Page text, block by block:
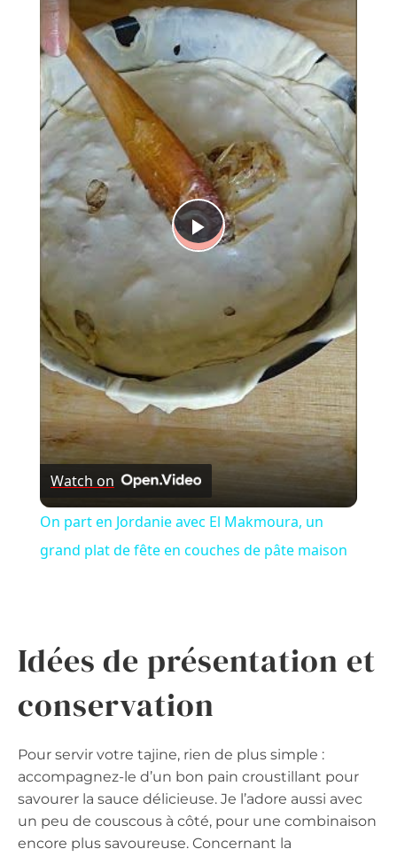
Play
Video
Watch on
On part en Jordanie avec El Makmoura, un
grand plat de fête en couches de pâte maison
Idées de présentation et
conservation
Pour servir votre tajine, rien de plus simple :
accompagnez-le d’un bon pain croustillant pour
savourer la sauce délicieuse. Je l’adore aussi avec
un peu de couscous à côté, pour une combinaison
encore plus savoureuse. Concernant la